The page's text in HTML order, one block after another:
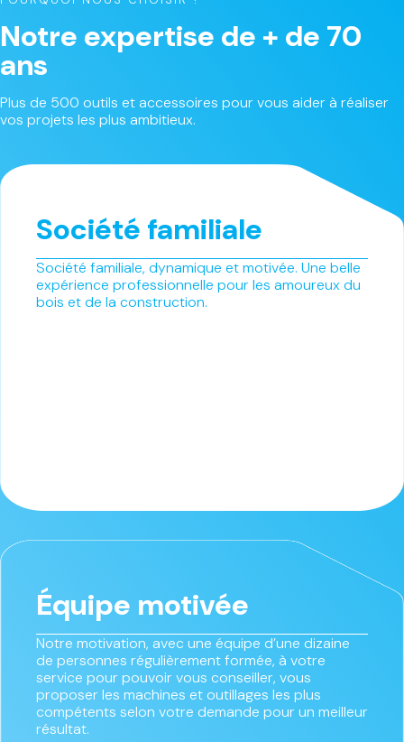
Notre expertise de + de 70
ans
Plus de 500 outils et accessoires pour vous aider à réaliser
vos projets les plus ambitieux.
Société familiale
Société familiale, dynamique et motivée. Une belle
expérience professionnelle pour les amoureux du
bois et de la construction.
Équipe motivée
Notre motivation, avec une équipe d’une dizaine
de personnes régulièrement formée, à votre
service pour pouvoir vous conseiller, vous
proposer les machines et outillages les plus
compétents selon votre demande pour un meilleur
résultat.